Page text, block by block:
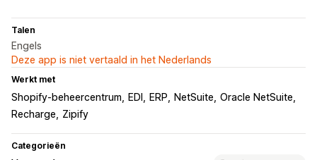
Talen
Engels
Deze app is niet vertaald in het Nederlands
Werkt met
Shopify-beheercentrum EDI ERP NetSuite Oracle NetSuite
Recharge
Zipify
Categorieën